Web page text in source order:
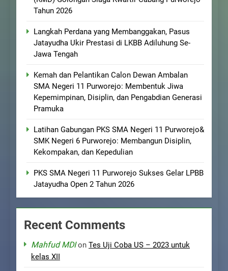
Tahun 2026
Langkah Perdana yang Membanggakan, Pasus
Jatayudha Ukir Prestasi di LKBB Adiluhung Se-
Jawa Tengah
Kemah dan Pelantikan Calon Dewan Ambalan
SMA Negeri 11 Purworejo: Membentuk Jiwa
Kepemimpinan, Disiplin, dan Pengabdian Generasi
Pramuka
Latihan Gabungan PKS SMA Negeri 11 Purworejo&
SMK Negeri 6 Purworejo: Membangun Disiplin,
Kekompakan, dan Kepedulian
PKS SMA Negeri 11 Purworejo Sukses Gelar LPBB
Jatayudha Open 2 Tahun 2026
Recent Comments
Mahfud MDIon Tes Uji Coba US – 2023 untuk
kelas XII